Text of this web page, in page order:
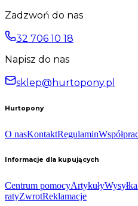
Zadzwoń do nas
32 706 10 18
Napisz do nas
sklep@hurtopony.pl
Hurtopony
O nasKontaktRegulamin
Informacje dla kupujących
Centrum pomocyArtykułyWysyłka
ratyZwrotReklamacje